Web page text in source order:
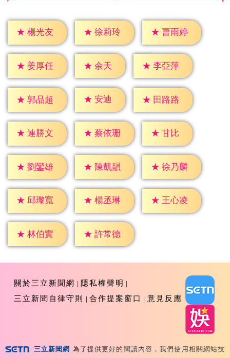
★ 楊光友 ★ 徐莉玲 ★ 曹雨婷
★ 姜厚任 ★ 余天 ★ 李亞萍
★ 郭品超 ★ 安迪 ★ 田路路
★ 連勝文 ★ 蔡依珊 ★ 甘比
★ 劉鑾雄 ★ 陳凱韻 ★ 徐乃麟
★ 邱瓈寬 ★ 楊丞琳 ★ 王心凌
★ 林伯實 ★ 許常德
關於三立新聞網
隱私權聲明
三立新聞自律守則
合作提案窗口 意見反應
三立新聞網 為了提供更好的閱讀內容，我們使用相關網站技